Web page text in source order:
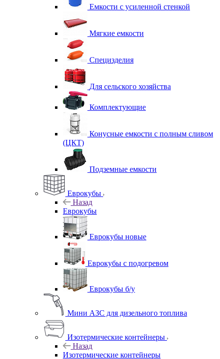
Емкости с усиленной стенкой
Мягкие емкости
Специзделия
Для сельского хозяйства
Комплектующие
Конусные емкости с полным сливом
(ЦКТ)
Подземные емкости
Еврокубы
Назад
Еврокубы
Еврокубы новые
Еврокубы с подогревом
Еврокубы б/у
Мини АЗС для дизельного топлива
Изотермические контейнеры
Назад
Изотермические контейнеры